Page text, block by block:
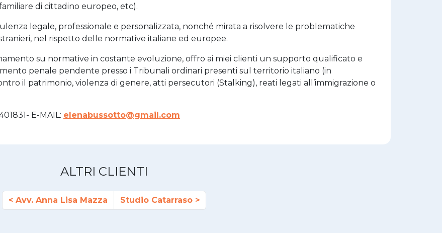
di cittadino europeo, etc).
legale, professionale e personalizzata, nonché mirata a risolvere le problematiche
nel rispetto delle normative italiane ed europee.
su normative in costante evoluzione, offro ai miei clienti un supporto qualificato e
penale pendente presso i Tribunali ordinari presenti sul territorio italiano (in
il patrimonio, violenza di genere, atti persecutori (Stalking), reati legati all’immigrazione o
E-MAIL: elenabussotto@gmail.com
ALTRI CLIENTI
Avv. Anna Lisa Mazza Studio Catarraso